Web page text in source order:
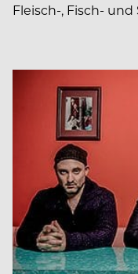
Fleisch-, Fisch-